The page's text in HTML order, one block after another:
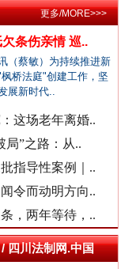
献血再输血致人..
变3车道车祸”
周边房屋裂缝？
里添加安眠药
发布辟谣声明
属人民医院：..
答复错误问题
肖某相关问题
告牌匾改色”
身份与女生恋爱
充电电价差异大
舰出扼台东
条伤亲情 巡..
（蔡敏）为持续推进新
桥法庭"创建工作，坚
展新时代..
这场老年离婚..
局”之路：从..
指导性案例｜..
令而动明方向..
，两年等待，..
更多/MORE>>>
四川法制网.中国